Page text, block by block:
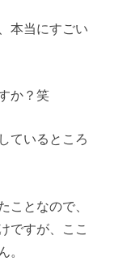
本当にすごい
か？笑
ているところ
ことなので、
ですが、ここ
。